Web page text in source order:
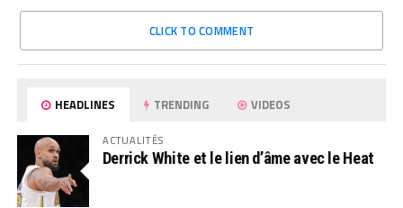
CLICK TO COMMENT
HEADLINES TRENDING VIDEOS
ACTUALITÉS
Derrick White et le lien d’âme avec le Heat